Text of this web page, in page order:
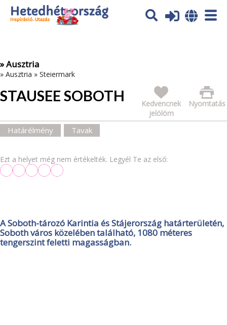
Az oldal sütiket (cookies) használ. További tájékoztatás itt:
Adatvédelmi tájékoztató
» Ausztria
» Ausztria » Steiermark
STAUSEE SOBOTH Nyomtatás
Kedvencnek
jelölöm
Határélmény Tavak
Ezt a helyet még nem értékelték. Legyél Te az első:
A Soboth-tározó Karintia és Stájerország határterületén,
Soboth város közelében található, 1080 méteres
tengerszint feletti magasságban.